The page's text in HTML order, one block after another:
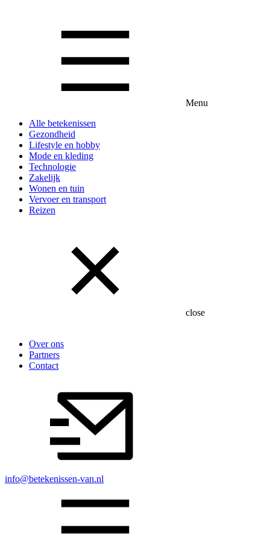
Menu
Alle betekenissen
Gezondheid
Lifestyle en hobby
Mode en kleding
Technologie
Zakelijk
Wonen en tuin
Vervoer en transport
Reizen
close
Over ons
Partners
Contact
info@betekenissen-van.nl